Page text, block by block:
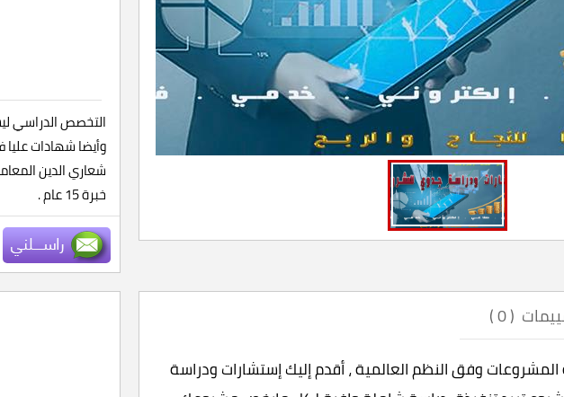
التخصص الدراسي
وأيضا شهادات عليا
شعاري الدين
خبرة 15 عام .
( 0 )
وفق النظم العالمية ، أقدم إليك إستشارات ودراسة